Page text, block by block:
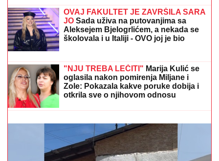
Sergeja Trifunovića pisana krivična -
Sramota u Galeriji
BIVŠI FUDBALER JE OVAKO INVESTIRAO
ZARAĐENE MILIONEKupio staru kuću u Igalu i